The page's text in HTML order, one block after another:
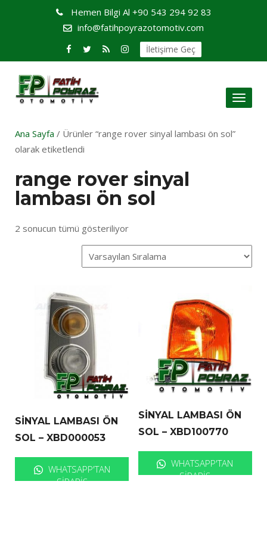
Hemen Bilgi Al +90 543 294 92 83
info@fatihpoyrazotomotiv.com
İletişime Geç
Toggle
Ana Sayfa / Ürünler “range rover sinyal lambası ön sol”
olarak etiketlendi
range rover sinyal
lambası ön sol
2 sonucun tümü gösteriliyor
SİNYAL LAMBASI ÖN
SOL – XBD000053
WHATSAPP'TAN
SIPARIŞ
SİNYAL LAMBASI ÖN
SOL – XBD100770
WHATSAPP'TAN
SIPARIŞ